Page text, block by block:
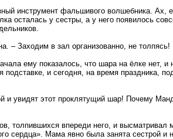
инструмент фальшивого волшебника.
осталась у сестры, а у него появилось
– Заходим в зал организованно, не толпясь!
ему показалось, что шара на ёлке нет,
и сегодня, на время праздника,
увидят этот проклятущий шар! Почему
толпившихся впереди него, и
сердца». Мама явно была занята сестрой и